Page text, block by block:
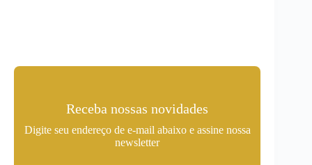
Receba nossas novidades
Digite seu endereço de e-mail abaixo e assine nossa
newsletter